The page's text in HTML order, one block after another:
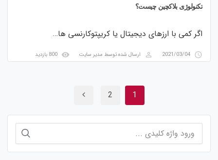
تکنولوژی بلاکچین چیست؟
اگر کمی با ارزهای دیجیتال یا کریپتوکارنسی ها…
access_time
2021/03/04
perm_identity ارسال شده توسط مدیر سایت visibility
1
2
برای: